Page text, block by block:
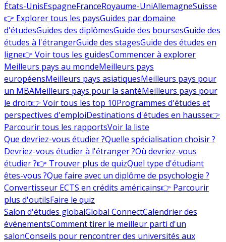
États-UnisEspagneFranceRoyaume-UniAllemagneSuisse
👉 Explorer tous les paysGuides par domaine
d'étudesGuides des diplômesGuide des boursesGuide des
études à l'étrangerGuide des stagesGuide des études en
ligne👉 Voir tous les guidesCommencer à explorer
Meilleurs pays au mondeMeilleurs pays
européensMeilleurs pays asiatiquesMeilleurs pays pour
un MBAMeilleurs pays pour la santéMeilleurs pays pour
le droit👉 Voir tous les top 10Programmes d'études et
perspectives d'emploiDestinations d'études en hausse👉
Parcourir tous les rapportsVoir la liste
Que devriez-vous étudier ?Quelle spécialisation choisir ?
Devriez-vous étudier à l'étranger ?Où devriez-vous
étudier ?👉 Trouver plus de quizQuel type d'étudiant
êtes-vous ?Que faire avec un diplôme de psychologie ?
Convertisseur ECTS en crédits américains👉 Parcourir
plus d'outilsFaire le quiz
Salon d'études globalGlobal ConnectCalendrier des
événementsComment tirer le meilleur parti d'un
salonConseils pour rencontrer des universités aux